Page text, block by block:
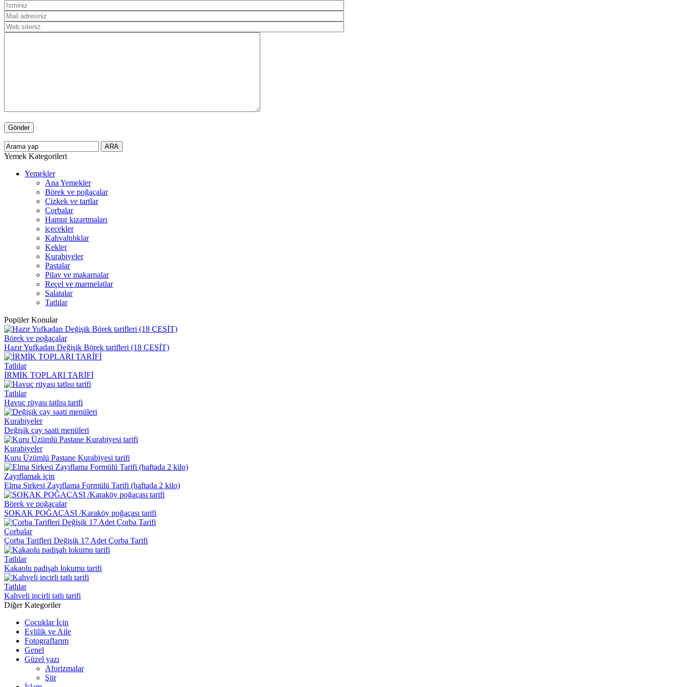
Yemek Kategorileri
Yemekler
Ana Yemekler
Börek ve poğaçalar
Çizkek ve tartlar
Çorbalar
Hamur kızartmaları
içecekler
Kahvaltılıklar
Kekler
Kurabiyeler
Pastalar
Pilav ve makarnalar
Reçel ve marmelatlar
Salatalar
Tatlılar
Popüler Konular
Börek ve poğaçalar
Hazır Yufkadan Değişik Börek tarifleri (18 ÇEŞİT)
Tatlılar
İRMİK TOPLARI TARİFİ
Tatlılar
Havuç rüyası tatlısı tarifi
Kurabiyeler
Değişik çay saati menüleri
Kurabiyeler
Kuru Üzümlü Pastane Kurabiyesi tarifi
Zayıflamak için
Elma Sirkesi Zayıflama Formülü Tarifi (haftada 2 kilo)
Börek ve poğaçalar
SOKAK POĞAÇASI /Karaköy poğaçası tarifi
Çorbalar
Çorba Tarifleri Değişik 17 Adet Çorba Tarifi
Tatlılar
Kakaolu padişah lokumu tarifi
Tatlılar
Kahveli incirli tatlı tarifi
Diğer Kategoriler
Çocuklar İçin
Evlilik ve Aile
Fotograflarım
Genel
Güzel yazı
Aforizmalar
Şiir